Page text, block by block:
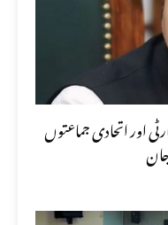
اور اتحادی جماعتوں